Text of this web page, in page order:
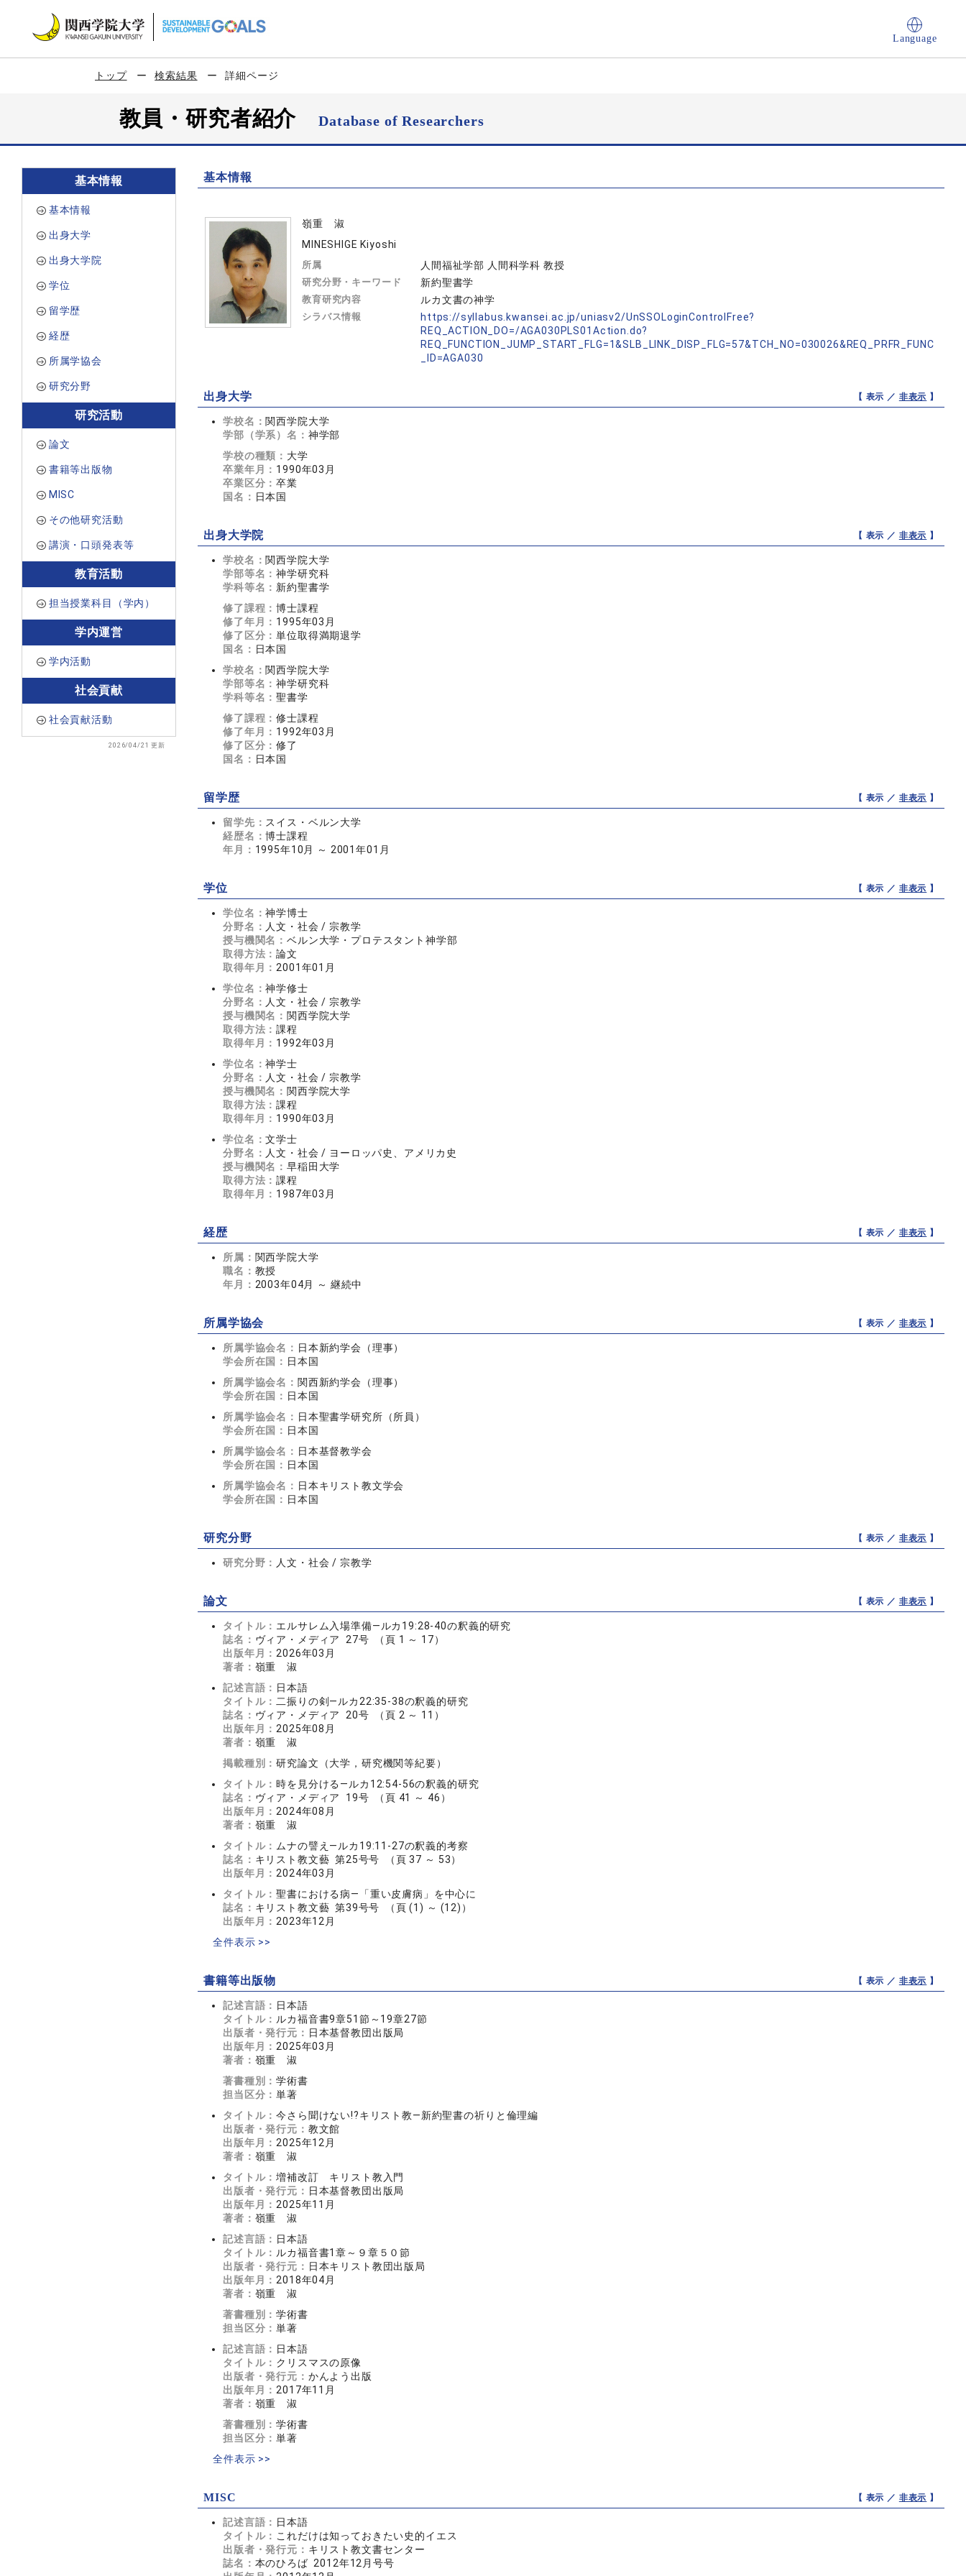
Language
トップ 検索結果 詳細ページ
教員・研究者紹介Database of Researchers
基本情報
基本情報
出身大学
出身大学院
学位
留学歴
経歴
所属学協会
研究分野
研究活動
論文
書籍等出版物
MISC
その他研究活動
講演・口頭発表等
教育活動
担当授業科目（学内）
学内運営
学内活動
社会貢献
社会貢献活動
2026/04/21 更新
基本情報
嶺重 淑
MINESHIGE Kiyoshi
所属 人間福祉学部 人間科学科 教授
研究分野・キーワード 新約聖書学
教育研究内容 ルカ文書の神学
シラバス情報
https://syllabus.kwansei.ac.jp/uniasv2/UnSSOLoginControlFree?
REQ_ACTION_DO=/AGA030PLS01Action.do?
REQ_FUNCTION_JUMP_START_FLG=1&SLB_LINK_DISP_FLG=57&TCH_NO=030026&REQ_PRFR_FUNC
_ID=AGA030
出身大学 【 表示 ／ 非表示 】
学校名： 関西学院大学
学部（学系）名： 神学部
学校の種類： 大学
卒業年月： 1990年03月
卒業区分：卒業
国名： 日本国
出身大学院 【 表示 ／ 非表示 】
学校名： 関西学院大学
学部等名：神学研究科
学科等名： 新約聖書学
修了課程：博士課程
修了年月： 1995年03月
修了区分：単位取得満期退学
国名： 日本国
学校名： 関西学院大学
学部等名：神学研究科
学科等名：聖書学
修了課程：修士課程
修了年月： 1992年03月
修了区分：修了
国名： 日本国
留学歴 【 表示 ／ 非表示 】
留学先： スイス・ベルン大学
経歴名：博士課程
年月： 1995年10月 ～ 2001年01月
学位 【 表示 ／ 非表示 】
学位名：神学博士
分野名： 人文・社会 / 宗教学
授与機関名：ベルン大学・プロテスタント神学部
取得方法：論文
取得年月： 2001年01月
学位名：神学修士
分野名： 人文・社会 / 宗教学
授与機関名： 関西学院大学
取得方法：課程
取得年月： 1992年03月
学位名：神学士
分野名： 人文・社会 / 宗教学
授与機関名： 関西学院大学
取得方法：課程
取得年月： 1990年03月
学位名：文学士
分野名： 人文・社会 / ヨーロッパ史、アメリカ史
授与機関名：早稲田大学
取得方法：課程
取得年月： 1987年03月
経歴 【 表示 ／ 非表示 】
所属： 関西学院大学
職名： 教授
年月： 2003年04月 ～ 継続中
所属学協会 【 表示 ／ 非表示 】
所属学協会名： 日本新約学会（理事）
学会所在国： 日本国
所属学協会名： 関西新約学会（理事）
学会所在国： 日本国
所属学協会名： 日本聖書学研究所（所員）
学会所在国： 日本国
所属学協会名： 日本基督教学会
学会所在国： 日本国
所属学協会名： 日本キリスト教文学会
学会所在国： 日本国
研究分野 【 表示 ／ 非表示 】
研究分野： 人文・社会 / 宗教学
論文 【 表示 ／ 非表示 】
タイトル： エルサレム入場準備―ルカ19:28-40の釈義的研究
誌名： ヴィア・メディア 27号 （頁 1 ～ 17）
出版年月： 2026年03月
著者： 嶺重 淑
記述言語： 日本語
タイトル： 二振りの剣―ルカ22:35-38の釈義的研究
誌名： ヴィア・メディア 20号 （頁 2 ～ 11）
出版年月： 2025年08月
著者： 嶺重 淑
掲載種別：研究論文（大学，研究機関等紀要）
タイトル：時を見分ける―ルカ12:54-56の釈義的研究
誌名： ヴィア・メディア 19号 （頁 41 ～ 46）
出版年月： 2024年08月
著者： 嶺重 淑
タイトル： ムナの譬え―ルカ19:11-27の釈義的考察
誌名： キリスト教文藝 第25号号 （頁 37 ～ 53）
出版年月： 2024年03月
タイトル：聖書における病―「重い皮膚病」を中心に
誌名： キリスト教文藝 第39号号 （頁 (1) ～ (12)）
出版年月： 2023年12月
全件表示 >>
書籍等出版物 【 表示 ／ 非表示 】
記述言語： 日本語
タイトル： ルカ福音書9章51節～19章27節
出版者・発行元： 日本基督教団出版局
出版年月： 2025年03月
著者： 嶺重 淑
著書種別：学術書
担当区分：単著
タイトル：今さら聞けない!?キリスト教―新約聖書の祈りと倫理編
出版者・発行元： 教文館
出版年月： 2025年12月
著者： 嶺重 淑
タイトル：増補改訂 キリスト教入門
出版者・発行元： 日本基督教団出版局
出版年月： 2025年11月
著者： 嶺重 淑
記述言語： 日本語
タイトル： ルカ福音書1章～９章５０節
出版者・発行元： 日本キリスト教団出版局
出版年月： 2018年04月
著者： 嶺重 淑
著書種別：学術書
担当区分：単著
記述言語： 日本語
タイトル： クリスマスの原像
出版者・発行元： かんよう出版
出版年月： 2017年11月
著者： 嶺重 淑
著書種別：学術書
担当区分：単著
全件表示 >>
MISC 【 表示 ／ 非表示 】
記述言語： 日本語
タイトル： これだけは知っておきたい史的イエス
出版者・発行元： キリスト教文書センター
誌名： 本のひろば 2012年12月号号